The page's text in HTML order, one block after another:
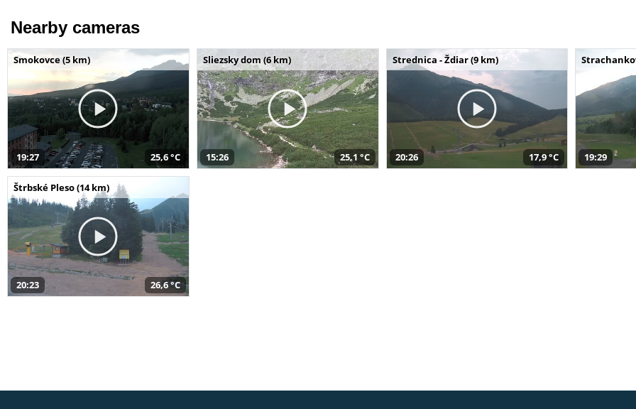
Nearby cameras
Smokovce (5 km)
19:27 25,6 °C
Sliezsky dom (6 km)
15:26 25,1 °C
Strednica - Ždiar (9 km)
20:26 17,9 °C 19:29
Štrbské Pleso (14 km)
20:23 26,6 °C